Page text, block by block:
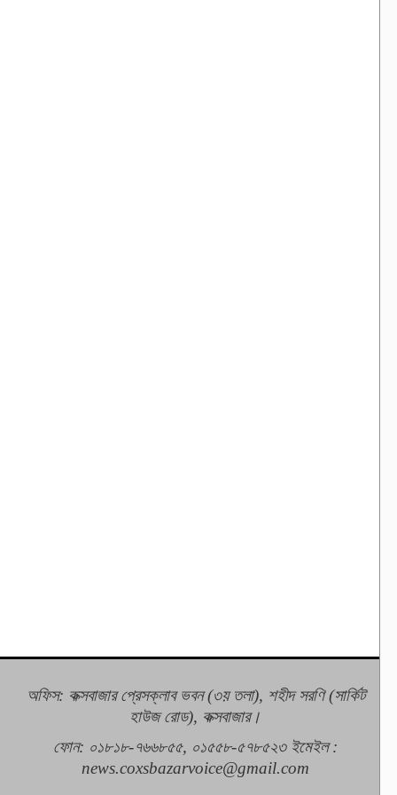
অফিস: কক্সবাজার প্রেসক্লাব ভবন (৩য় তলা), শহীদ সরণি (সার্কিট
হাউজ রোড), কক্সবাজার।
ফোন: ০১৮১৮-৭৬৬৮৫৫, ০১৫৫৮-৫৭৮৫২৩ ইমেইল :
news.coxsbazarvoice@gmail.com